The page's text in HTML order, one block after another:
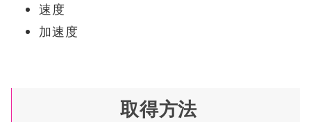
速度
加速度
取得方法